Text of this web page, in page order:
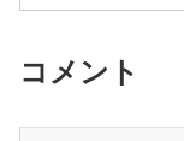
コメント